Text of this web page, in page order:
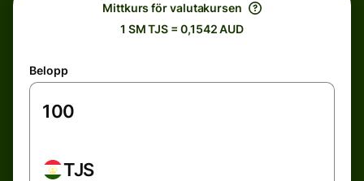
Mittkurs för valutakursen
1 SM TJS = 0,1542 AUD
Belopp
TJS